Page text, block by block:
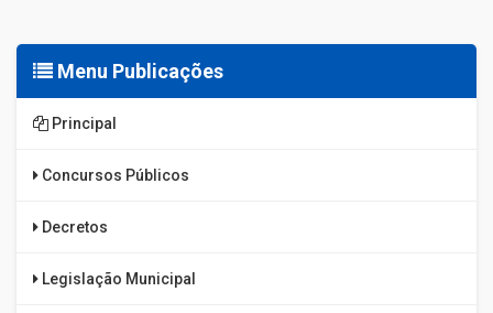
Menu Publicações
Principal
Concursos Públicos
Decretos
Legislação Municipal